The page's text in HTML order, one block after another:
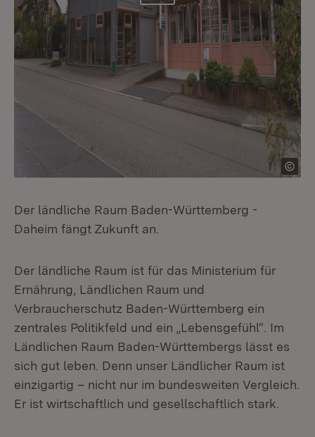
Der ländliche Raum Baden-Württemberg -
Daheim fängt Zukunft an.
Der ländliche Raum ist für das Ministerium für
Ernährung, Ländlichen Raum und
Verbraucherschutz Baden-Württemberg ein
zentrales Politikfeld und ein „Lebensgefühl“. Im
Ländlichen Raum Baden-Württembergs lässt es
sich gut leben. Denn unser Ländlicher Raum ist
einzigartig – nicht nur im bundesweiten Vergleich.
Er ist wirtschaftlich und gesellschaftlich stark.